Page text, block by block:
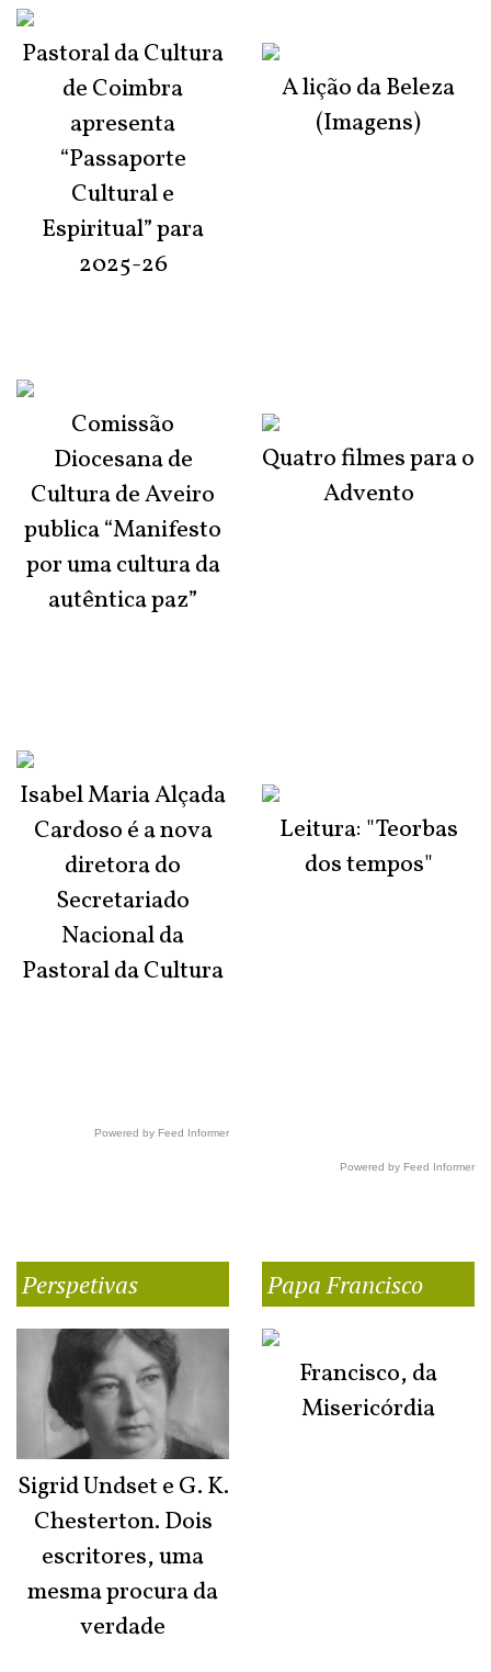
Pastoral da Cultura
de Coimbra
apresenta
“Passaporte
Cultural e
Espiritual” para
2025-26
Comissão
Diocesana de
Cultura de Aveiro
publica “Manifesto
por uma cultura da
autêntica paz”
Isabel Maria Alçada
Cardoso é a nova
diretora do
Secretariado
Nacional da
Pastoral da Cultura
Powered by Feed Informer
A lição da Beleza
(Imagens)
Quatro filmes para o
Advento
Leitura: "Teorbas
dos tempos"
Powered by Feed Informer
Perspetivas
Sigrid Undset e G. K.
Chesterton. Dois
escritores, uma
mesma procura da
verdade
Papa Francisco
Francisco, da
Misericórdia